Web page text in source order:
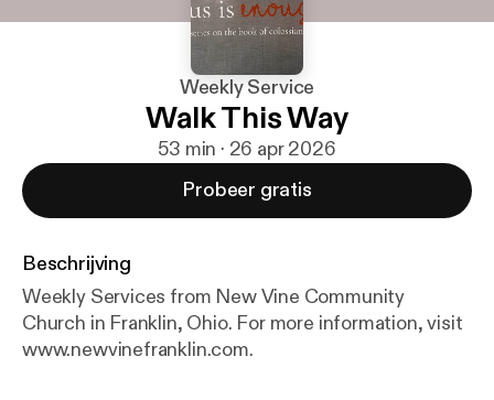
Weekly Service
Walk This Way
53 min · 26 apr 2026
Probeer gratis
Beschrijving
Weekly Services from New Vine Community
Church in Franklin, Ohio. For more information, visit
www.newvinefranklin.com.